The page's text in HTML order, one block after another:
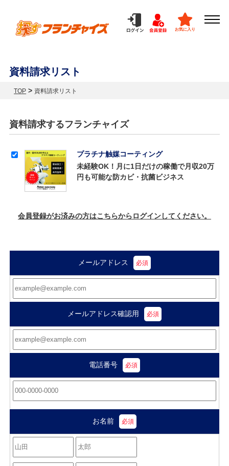
お気に入り
資料請求リスト
TOP > 資料請求リスト
資料請求するフランチャイズ
プラチナ触媒コーティング
未経験OK！月に1日だけの稼働で月収20万
円も可能な防カビ・抗菌ビジネス
会員登録がお済みの方はこちらからログインしてください。
メールアドレス
メールアドレス確認用
電話番号
お名前